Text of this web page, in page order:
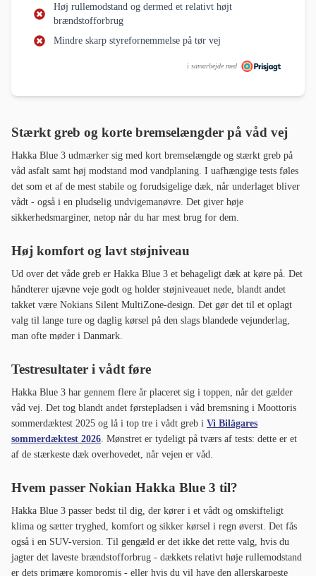
Høj rullemodstand og dermed et relativt højt
brændstofforbrug
Mindre skarp styrefornemmelse på tør vej
i samarbejde med
Stærkt greb og korte bremselængder på våd vej
Hakka Blue 3 udmærker sig med kort bremselængde og stærkt greb på
våd asfalt samt høj modstand mod vandplaning. I uafhængige tests føles
det som et af de mest stabile og forudsigelige dæk, når underlaget bliver
vådt - også i en pludselig undvigemanøvre. Det giver høje
sikkerhedsmarginer, netop når du har mest brug for dem.
Høj komfort og lavt støjniveau
Ud over det våde greb er Hakka Blue 3 et behageligt dæk at køre på. Det
håndterer ujævne veje godt og holder støjniveauet nede, blandt andet
takket være Nokians Silent MultiZone-design. Det gør det til et oplagt
valg til lange ture og daglig kørsel på den slags blandede vejunderlag,
man ofte møder i Danmark.
Testresultater i vådt føre
Hakka Blue 3 har gennem flere år placeret sig i toppen, når det gælder
våd vej. Det tog blandt andet førstepladsen i våd bremsning i Moottoris
sommerdæktest 2025 og lå i top tre i vådt greb i Vi Bilägares
sommerdæktest 2026 . Mønstret er tydeligt på tværs af tests: dette er et
af de stærkeste dæk overhovedet, når vejen er våd.
Hvem passer Nokian Hakka Blue 3 til?
Hakka Blue 3 passer bedst til dig, der kører i et vådt og omskifteligt
klima og sætter tryghed, komfort og sikker kørsel i regn øverst. Det fås
også i en SUV-version. Til gengæld er det ikke det rette valg, hvis du
jagter det laveste brændstofforbrug - dækkets relativt høje rullemodstand
er dets primære kompromis - eller hvis du vil have den allerskarpeste